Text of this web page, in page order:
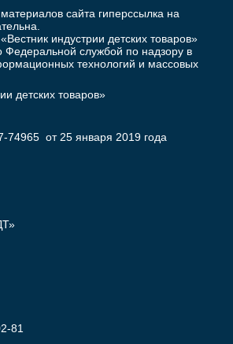
сайта гиперссылка на
индустрии детских товаров»
Федеральной службой по надзору в
технологий и массовых
детских товаров»
от 25 января 2019 года
81